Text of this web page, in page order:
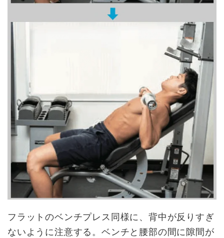
フラットのベンチプレス同様に、背中が反りすぎ
ないように注意する。ベンチと腰部の間に隙間が